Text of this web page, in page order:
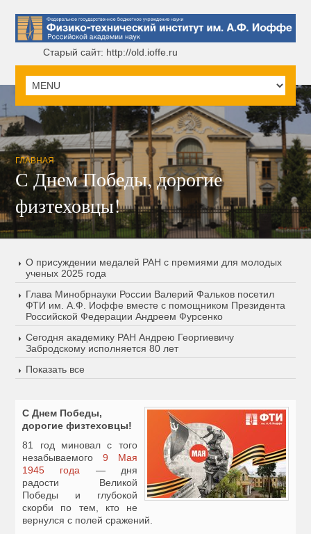
Старый сайт: http://old.ioffe.ru
ГЛАВНАЯ
С Днем Победы, дорогие
физтеховцы!
О присуждении медалей РАН с премиями для молодых
ученых 2025 года
Глава Минобрнауки России Валерий Фальков посетил
ФТИ им. А.Ф. Иоффе вместе с помощником Президента
Российской Федерации Андреем Фурсенко
Сегодня академику РАН Андрею Георгиевичу
Забродскому исполняется 80 лет
Показать все
С Днем Победы,
дорогие физтеховцы!
81 год миновал с того
незабываемого 9 Мая
1945 года — дня
радости Великой
Победы и глубокой
скорби по тем, кто не
вернулся с полей сражений.